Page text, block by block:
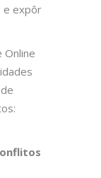
e expôr
Online